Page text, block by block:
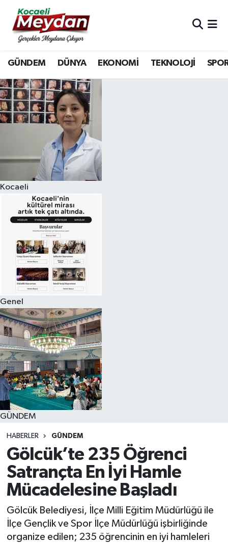
GÜNDEM DÜNYA EKONOMİ TEKNOLOJİ
Kocaeli
Genel
GÜNDEM
HABERLER GÜNDEM
Gölcük’te 235 Öğrenci
Satrançta En İyi Hamle
Mücadelesine Başladı
Gölcük Belediyesi, İlçe Milli Eğitim Müdürlüğü ile
İlçe Gençlik ve Spor İlçe Müdürlüğü işbirliğinde
organize edilen; 235 öğrencinin en iyi hamleleri
Nöbetçi Eczaneler
Hava Durumu
Trafik Durumu
Süper Lig Puan Durumu ve Fikstür
Tüm Manşetler
Son Dakika Haberleri
Haber Arşivi